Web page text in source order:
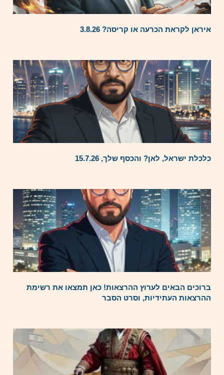
איראן לקראת הכרעה או קריסה? 3.8.26
כלכלת ישראל, לאן? והכסף שלך, 15.7.26
ברוכים הבאים לערוץ ההרצאות! כאן תמצאו את רשימת
ההרצאות העתידיות, וסרט הסבר